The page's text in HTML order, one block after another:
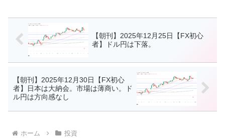
【朝刊】2025年12月25日【FX初心
者】ドル円は下落。
【朝刊】2025年12月30日【FX初心
者】日本は大納会。市場は薄商い。ド
ル円は方向感なし
ホーム 投資